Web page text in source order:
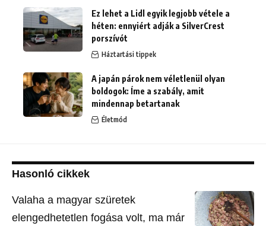
Ez lehet a Lidl egyik legjobb vétele a
héten: ennyiért adják a SilverCrest
porszívót
Háztartási tippek
A japán párok nem véletlenül olyan
boldogok: Íme a szabály, amit
mindennap betartanak
Életmód
Hasonló cikkek
Valaha a magyar szüretek
elengedhetetlen fogása volt, ma már